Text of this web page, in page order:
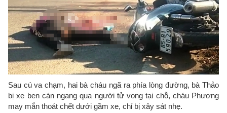
Sau cú va chạm, hai bà cháu ngã ra phía lòng đường, bà Thảo
bị xe ben cán ngang qua người tử vong tại chỗ, cháu Phương
may mắn thoát chết dưới gầm xe, chỉ bị xây sát nhẹ.